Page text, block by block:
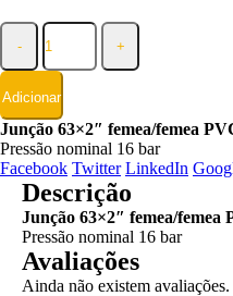
- +
Adicionar
Junção 63×2″ femea/femea
Pressão nominal 16 bar
Facebook Twitter LinkedIn
Descrição
Junção 63×2″ femea/
Pressão nominal 16 bar
Avaliações
Ainda não existem avaliações.